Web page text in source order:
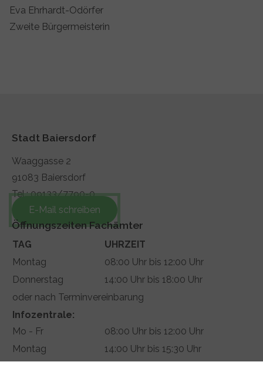
Eva Ehrhardt-Odörfer
Zweite Bürgermeisterin
Stadt Baiersdorf
Waaggasse 2
91083 Baiersdorf
Tel.: 09133/7790-0
E-Mail schreiben
Öffnungszeiten Fachämter
TAG
UHRZEIT
Montag
08:00 Uhr bis 12:00 Uhr
Donnerstag
14:00 Uhr bis 18:00 Uhr
oder nach Terminvereinbarung
Infozentrale:
Mo - Fr
08:00 Uhr bis 12:00 Uhr
Montag
14:00 Uhr bis 15:30 Uhr